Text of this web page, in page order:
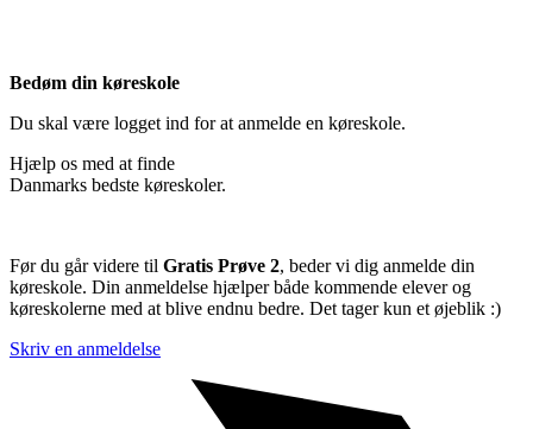
Bedøm din køreskole
Du skal være logget ind for at anmelde en køreskole.
Hjælp os med at finde
Danmarks bedste køreskoler.
Før du går videre til Gratis Prøve 2, beder vi dig anmelde din
køreskole. Din anmeldelse hjælper både kommende elever og
køreskolerne med at blive endnu bedre. Det tager kun et øjeblik :)
Skriv en anmeldelse